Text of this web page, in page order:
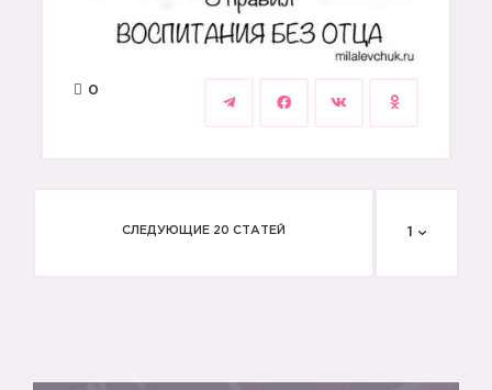
0
СЛЕДУЮЩИЕ 20 СТАТЕЙ 1